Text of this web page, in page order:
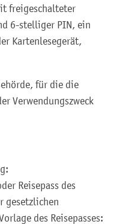
freigeschalteter
6-stelliger PIN, ein
Kartenlesegerät,
für die die
Verwendungszweck
Reisepass des
gesetzlichen
des Reisepasses: